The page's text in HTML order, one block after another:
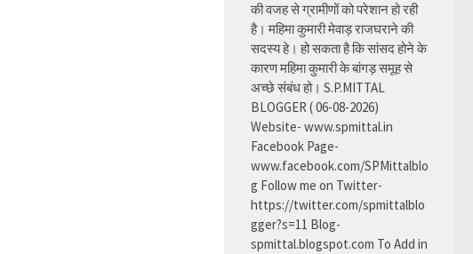
की वजह से ग्रामीणों को परेशान हो रही
है। महिमा कुमारी मेवाड़ राजघराने की
सदस्य हे। हो सकता है कि सांसद होने के
कारण महिमा कुमारी के बांगड़ समूह से
अच्छे संबंध हो। S.P.MITTAL
BLOGGER ( 06-08-2026)
Website- www.spmittal.in
Facebook Page-
www.facebook.com/SPMittalblo
g Follow me on Twitter-
https://twitter.com/spmittalblo
gger?s=11 Blog-
spmittal.blogspot.com To Add in